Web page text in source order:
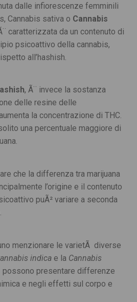
dalle infiorescenze femminili
Cannabis sativa o Cannabis
caratterizzata da un contenuto di
psicoattivo della cannabis,
all’hashish.
, Ã¨ invece la sostanza
delle resine delle
la concentrazione di THC.
una percentuale maggiore di
che la differenza tra marijuana
l’origine e il contenuto
puÃ² variare a seconda
menzionare le varietÃ diverse
indica e la Cannabis
possono presentare differenze
e negli effetti sul corpo e